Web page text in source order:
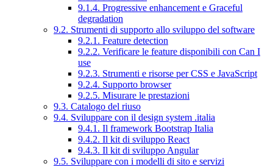
9.1.4. Progressive enhancement e Graceful
degradation
9.2. Strumenti di supporto allo sviluppo del software
9.2.1. Feature detection
9.2.2. Verificare le feature disponibili con Can I
use
9.2.3. Strumenti e risorse per CSS e JavaScript
9.2.4. Supporto browser
9.2.5. Misurare le prestazioni
9.3. Catalogo del riuso
9.4. Sviluppare con il design system .italia
9.4.1. Il framework Bootstrap Italia
9.4.2. Il kit di sviluppo React
9.4.3. Il kit di sviluppo Angular
9.5. Sviluppare con i modelli di sito e servizi